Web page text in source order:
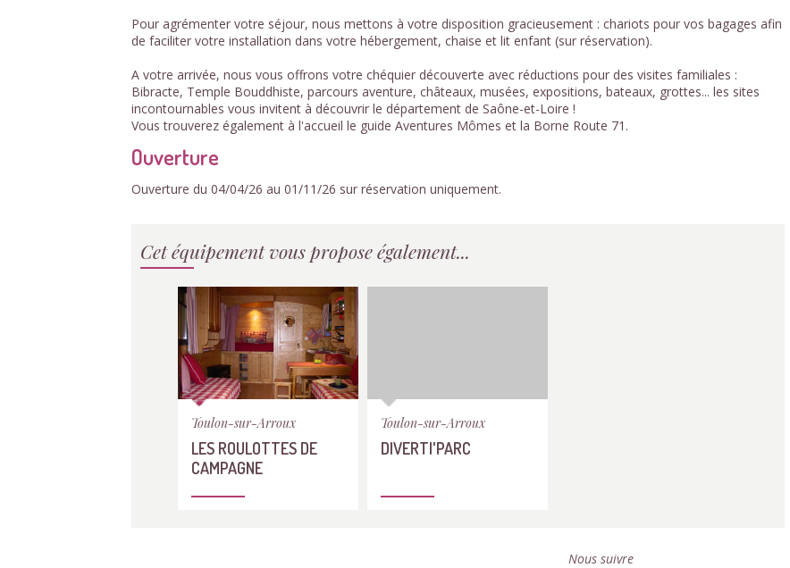
Pour agrémenter votre séjour, nous mettons à votre disposition gracieusement : chariots pour vos bagages afin
de faciliter votre installation dans votre hébergement, chaise et lit enfant (sur réservation).
A votre arrivée, nous vous offrons votre chéquier découverte avec réductions pour des visites familiales :
Bibracte, Temple Bouddhiste, parcours aventure, châteaux, musées, expositions, bateaux, grottes... les sites
incontournables vous invitent à découvrir le département de Saône-et-Loire !
Vous trouverez également à l'accueil le guide Aventures Mômes et la Borne Route 71.
Ouverture
Ouverture du 04/04/26 au 01/11/26 sur réservation uniquement.
Cet équipement vous propose également...
Toulon-sur-Arroux
LES ROULOTTES DE
CAMPAGNE
Toulon-sur-Arroux
DIVERTI'PARC
Nous suivre